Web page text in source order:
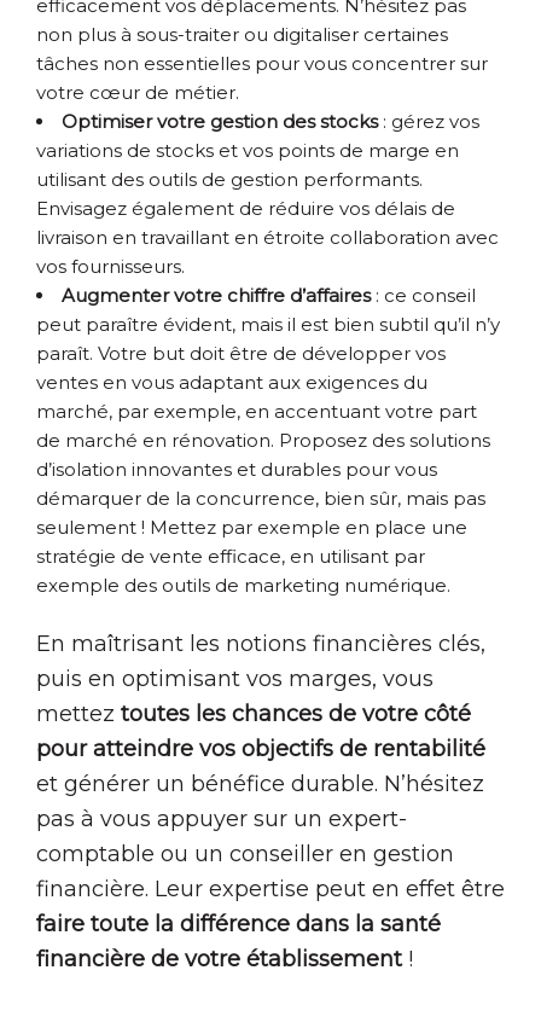
efficacement vos déplacements. N’hésitez pas
non plus à sous-traiter ou digitaliser certaines
tâches non essentielles pour vous concentrer sur
votre cœur de métier.
Optimiser votre gestion des stocks : gérez vos
variations de stocks et vos points de marge en
utilisant des outils de gestion performants.
Envisagez également de réduire vos délais de
livraison en travaillant en étroite collaboration avec
vos fournisseurs.
Augmenter votre chiffre d’affaires : ce conseil
peut paraître évident, mais il est bien subtil qu’il n’y
paraît. Votre but doit être de développer vos
ventes en vous adaptant aux exigences du
marché, par exemple, en accentuant votre part
de marché en rénovation. Proposez des solutions
d’isolation innovantes et durables pour vous
démarquer de la concurrence, bien sûr, mais pas
seulement ! Mettez par exemple en place une
stratégie de vente efficace, en utilisant par
exemple des outils de marketing numérique.
En maîtrisant les notions financières clés,
puis en optimisant vos marges, vous
mettez toutes les chances de votre côté
pour atteindre vos objectifs de rentabilité
et générer un bénéfice durable. N’hésitez
pas à vous appuyer sur un expert-
comptable ou un conseiller en gestion
financière. Leur expertise peut en effet être
faire toute la différence dans la santé
financière de votre établissement!